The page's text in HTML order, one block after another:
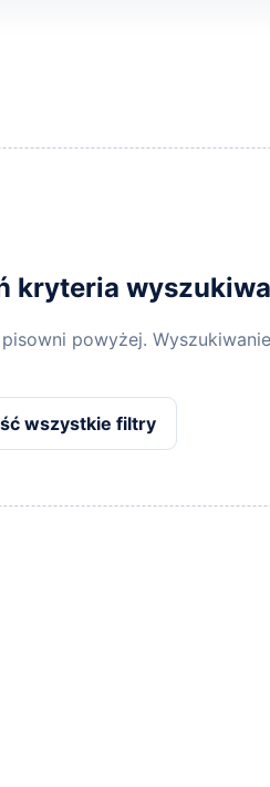
kryteria
powyżej.
wszystkie filtry